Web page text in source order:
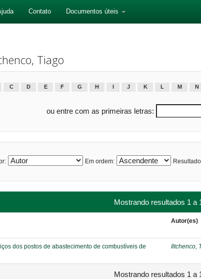
Contato Documentos úteis
Tiago
C D E F G H J K L M N
ou entre com as primeiras letras:
Em ordem:
Mostrando resultados 1 a
Autor(es)
dos postos de abastecimento de combustíveis de
Iltchenco,
Mostrando resultados 1 a